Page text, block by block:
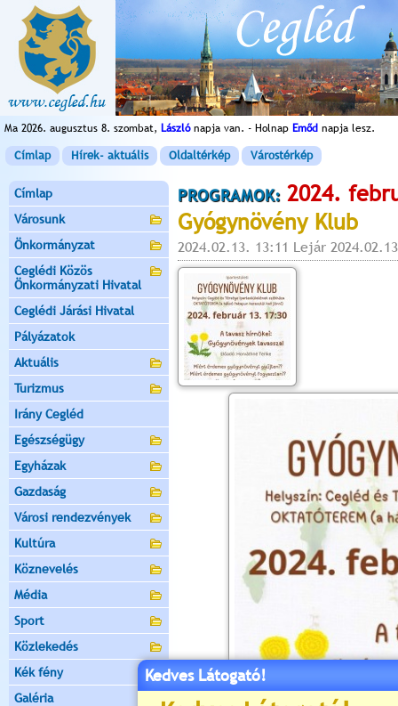
Ma 2026. augusztus 8. szombat, Lászlónapja van. - Holnap Emőd napja lesz.
Címlap Hírek- aktuális Oldaltérkép Várostérkép
Címlap
Városunk
Önkormányzat
Ceglédi Közös
Önkormányzati Hivatal
Ceglédi Járási Hivatal
Pályázatok
Aktuális
Turizmus
Irány Cegléd
Egészségügy
Egyházak
Gazdaság
Városi rendezvények
Kultúra
Köznevelés
Média
Sport
Közlekedés
Kék fény
Galéria
PROGRAMOK: 2024.
Gyógynövény Klub
2024.02.13. 13:11 Lejár
Kedves Látogató!